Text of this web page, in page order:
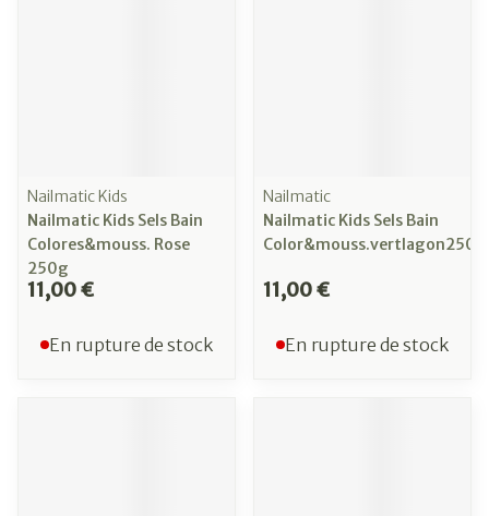
Nailmatic Kids
Nailmatic Kids Sels Bain
Colores&mouss. Rose
250g
11,00 €
En rupture de stock
Nailmatic
Nailmatic Kids Sels Bain
Color&mouss.vertlagon250g
11,00 €
En rupture de stock